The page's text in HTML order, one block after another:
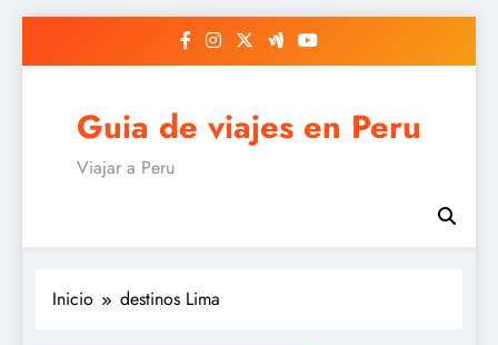
Guia de viajes en Peru
Viajar a Peru
Inicio destinos Lima